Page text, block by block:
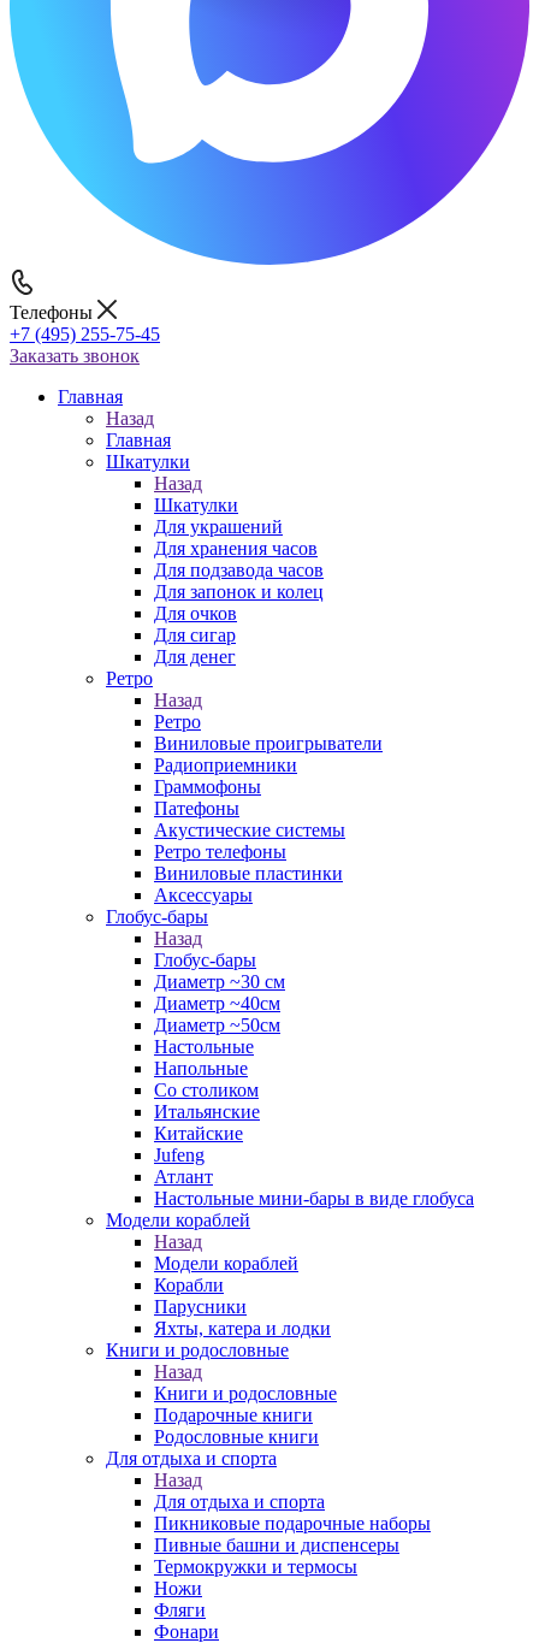
Телефоны
+7 (495) 255-75-45
Заказать звонок
Главная
Назад
Главная
Шкатулки
Назад
Шкатулки
Для украшений
Для хранения часов
Для подзавода часов
Для запонок и колец
Для очков
Для сигар
Для денег
Ретро
Назад
Ретро
Виниловые проигрыватели
Радиоприемники
Граммофоны
Патефоны
Акустические системы
Ретро телефоны
Виниловые пластинки
Аксессуары
Глобус-бары
Назад
Глобус-бары
Диаметр ~30 см
Диаметр ~40см
Диаметр ~50см
Настольные
Напольные
Со столиком
Итальянские
Китайские
Jufeng
Атлант
Настольные мини-бары в виде глобуса
Модели кораблей
Назад
Модели кораблей
Корабли
Парусники
Яхты, катера и лодки
Книги и родословные
Назад
Книги и родословные
Подарочные книги
Родословные книги
Для отдыха и спорта
Назад
Для отдыха и спорта
Пикниковые подарочные наборы
Пивные башни и диспенсеры
Термокружки и термосы
Ножи
Фляги
Фонари